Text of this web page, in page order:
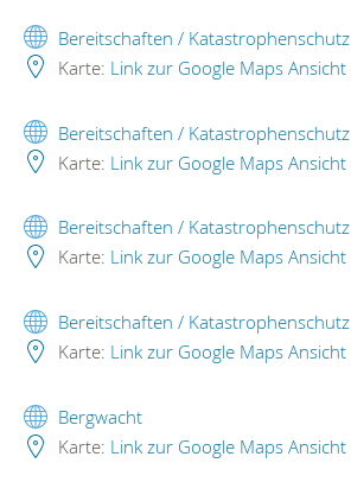
Bereitschaften / Katastrophenschutz
Karte: Link zur Google Maps Ansicht
Bereitschaften / Katastrophenschutz
Karte: Link zur Google Maps Ansicht
Bereitschaften / Katastrophenschutz
Karte: Link zur Google Maps Ansicht
Bereitschaften / Katastrophenschutz
Karte: Link zur Google Maps Ansicht
Bergwacht
Karte: Link zur Google Maps Ansicht